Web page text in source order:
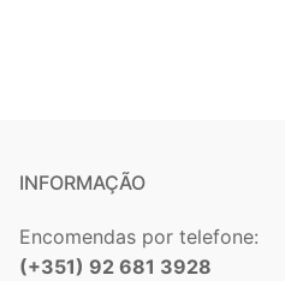
INFORMAÇÃO
Encomendas por telefone:
(+351) 92 681 3928